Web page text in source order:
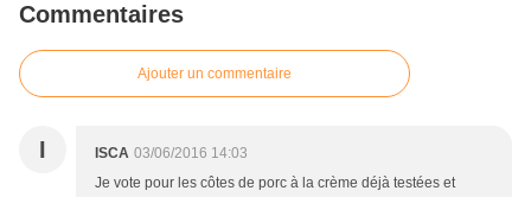
Commentaires
Ajouter un commentaire
I ISCA 03/06/2016 14:03
Je vote pour les côtes de porc à la crème déjà testées et